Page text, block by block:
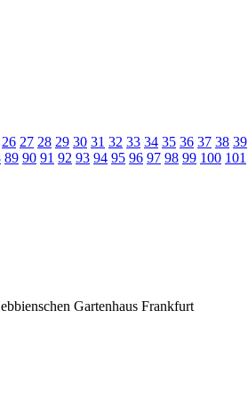
26 27 28 29 30 31 32 33 34 35 36 37 38 39
89 90 91 92 93 94 95 96 97 98 99 100 101
Gartenhaus Frankfurt